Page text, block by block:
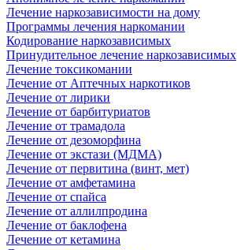
Лечение наркозависимости на дому
Программы лечения наркомании
Кодирование наркозависимых
Принудительное лечение наркозависимых
Лечение токсикомании
Лечение от Аптечных наркотиков
Лечение от лирики
Лечение от барбитуриатов
Лечение от трамадола
Лечение от дезоморфина
Лечение от экстази (МДМА)
Лечение от первитина (винт, мет)
Лечение от амфетамина
Лечение от спайса
Лечение от аллилпродина
Лечение от баклофена
Лечение от кетамина